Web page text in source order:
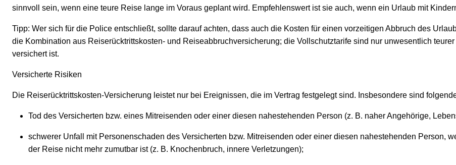
sinnvoll sein, wenn eine teure Reise lange im Voraus geplant wird. Empfehlenswert ist sie auch, wenn ein Urlaub mit
Tipp: Wer sich für die Police entschließt, sollte darauf achten, dass auch die Kosten für einen vorzeitigen Abbruch des
die Kombination aus Reiserücktrittskosten- und Reiseabbruchversicherung; die Vollschutztarife sind nur unwesentlich
versichert ist.
Versicherte Risiken
Die Reiserücktrittskosten-Versicherung leistet nur bei Ereignissen, die im Vertrag festgelegt sind. Insbesondere sind
Tod des Versicherten bzw. eines Mitreisenden oder einer diesen nahestehenden Person (z. B. naher Angehörige,
schwerer Unfall mit Personenschaden des Versicherten bzw. Mitreisenden oder einer diesen nahestehenden Person,
der Reise nicht mehr zumutbar ist (z. B. Knochenbruch, innere Verletzungen);